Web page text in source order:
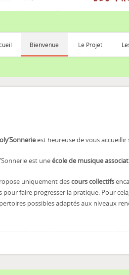
Bienvenue Le Projet
est heureuse de vous accueillir
est uneécole de musique
uniquement descours collectifs
pour faire progresser la pratique. Pour
possibles adaptés aux niveaux